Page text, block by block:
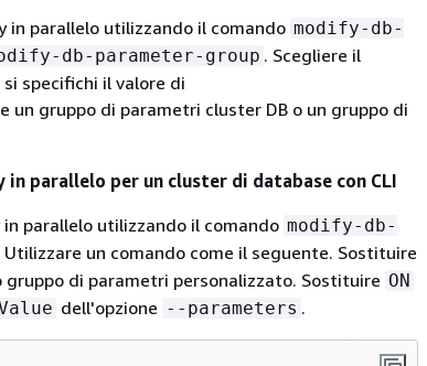
in parallelo utilizzando il comando modify-db-
db-parameter-group . Scegliere il
specifichi il valore di
un gruppo di parametri cluster DB o un gruppo di
parallelo per un cluster di database con CLI
parallelo utilizzando il comando modify-db-
Utilizzare un comando come il seguente. Sostituire
di parametri personalizzato. Sostituire ON
dell'opzione --parameters .